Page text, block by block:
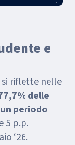
e
si riflette nelle
delle
periodo
5 p.p.
‘26.